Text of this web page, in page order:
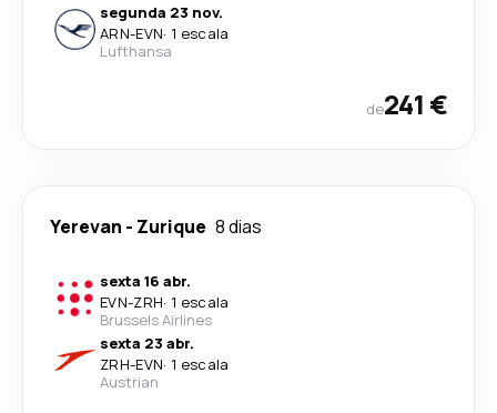
segunda 23 nov.
ARN-EVN· 1 escala
Lufthansa
de241 €
Yerevan - Zurique 8 dias
sexta 16 abr.
EVN-ZRH· 1 escala
Brussels Airlines
sexta 23 abr.
ZRH-EVN· 1 escala
Austrian